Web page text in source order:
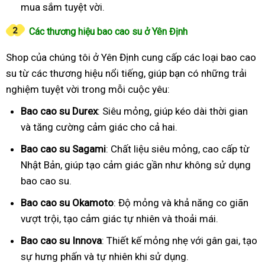
mua sắm tuyệt vời.
Các thương hiệu bao cao su ở Yên Định
Shop của chúng tôi ở Yên Định cung cấp các loại bao cao
su từ các thương hiệu nổi tiếng, giúp bạn có những trải
nghiệm tuyệt vời trong mỗi cuộc yêu:
Bao cao su Durex: Siêu mỏng, giúp kéo dài thời gian
và tăng cường cảm giác cho cả hai.
Bao cao su Sagami: Chất liệu siêu mỏng, cao cấp từ
Nhật Bản, giúp tạo cảm giác gần như không sử dụng
bao cao su.
Bao cao su Okamoto: Độ mỏng và khả năng co giãn
vượt trội, tạo cảm giác tự nhiên và thoải mái.
Bao cao su Innova: Thiết kế mỏng nhẹ với gân gai, tạo
sự hưng phấn và tự nhiên khi sử dụng.